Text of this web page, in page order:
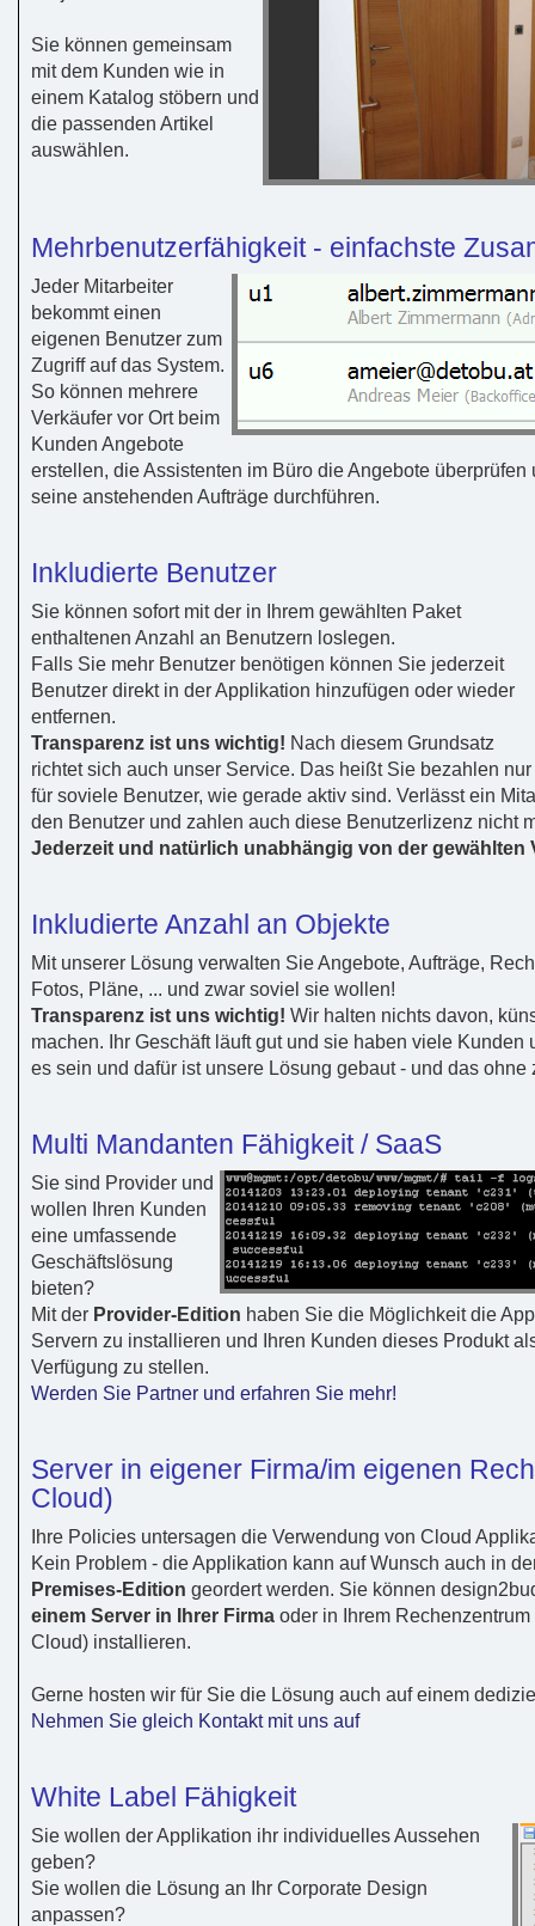
Sie können gemeinsam
mit dem Kunden wie in
einem Katalog stöbern und
die passenden Artikel
auswählen.
Mehrbenutzerfähigkeit - einfachste
Jeder Mitarbeiter
bekommt einen
eigenen Benutzer zum
Zugriff auf das System.
So können mehrere
Verkäufer vor Ort beim
Kunden Angebote
erstellen, die Assistenten im Büro die Angebote
seine anstehenden Aufträge durchführen.
Inkludierte Benutzer
Sie können sofort mit der in Ihrem gewählten Paket
enthaltenen Anzahl an Benutzern loslegen.
Falls Sie mehr Benutzer benötigen können Sie jederzeit
Benutzer direkt in der Applikation hinzufügen oder wieder
entfernen.
Transparenz ist uns wichtig! Nach diesem Grundsatz
richtet sich auch unser Service. Das heißt Sie bezahlen nur
für soviele Benutzer, wie gerade aktiv sind. Verlässt ein
den Benutzer und zahlen auch diese Benutzerlizenz nicht
Jederzeit und natürlich unabhängig von der gewählten
Inkludierte Anzahl an Objekte
Mit unserer Lösung verwalten Sie Angebote, Aufträge,
Fotos, Pläne, ... und zwar soviel sie wollen!
Transparenz ist uns wichtig! Wir halten nichts davon,
machen. Ihr Geschäft läuft gut und sie haben viele
es sein und dafür ist unsere Lösung gebaut - und das ohne
Multi Mandanten Fähigkeit / SaaS
Sie sind Provider und
wollen Ihren Kunden
eine umfassende
Geschäftslösung
bieten?
Mit der Provider-Edition haben Sie die Möglichkeit die
Servern zu installieren und Ihren Kunden dieses Produkt
Verfügung zu stellen.
Werden Sie Partner und erfahren Sie mehr!
Server in eigener Firma/im eigenen
Cloud)
Ihre Policies untersagen die Verwendung von Cloud
Kein Problem - die Applikation kann auf Wunsch auch in
Premises-Edition geordert werden. Sie können
einem Server in Ihrer Firma oder in Ihrem Rechenzentrum
Cloud) installieren.
Gerne hosten wir für Sie die Lösung auch auf einem
Nehmen Sie gleich Kontakt mit uns auf
White Label Fähigkeit
Sie wollen der Applikation ihr individuelles Aussehen
geben?
Sie wollen die Lösung an Ihr Corporate Design
anpassen?